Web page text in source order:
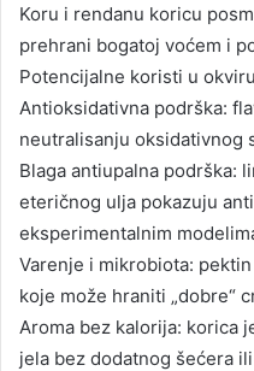
Koru i rendanu koricu
prehrani bogatoj voćem i
Potencijalne koristi u
Antioksidativna podrška:
neutralisanju oksidativnog
Blaga antiupalna podrška:
eteričnog ulja pokazuju
eksperimentalnim
Varenje i mikrobiota:
koje može hraniti „dobre“
Aroma bez kalorija: korica
jela bez dodatnog šećera